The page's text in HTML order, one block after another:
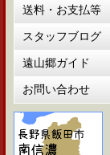
送料・お支払等
スタッフブログ
遠山郷ガイド
お問い合わせ